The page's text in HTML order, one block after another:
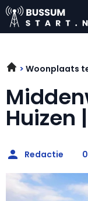
Woonplaats
Huizen
Redactie